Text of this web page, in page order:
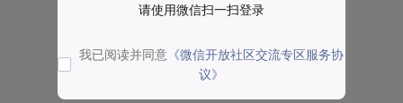
请使用微信扫一扫登录
我已阅读并同意 《微信开放社区交流专区服务协
议》